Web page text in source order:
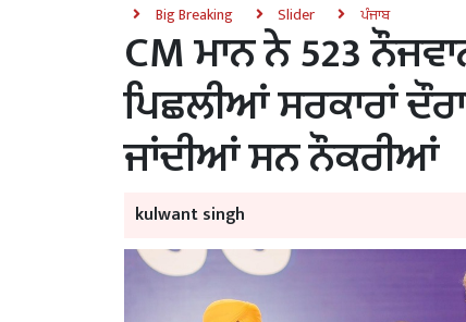
Big Breaking Slider ਪੰਜਾਬ
CM ਮਾਨ ਨੇ 523
ਪਿਛਲੀਆਂ ਸਰਕਾਰਾਂ
ਜਾਂਦੀਆਂ ਸਨ ਨੌਕਰੀਆਂ
kulwant singh